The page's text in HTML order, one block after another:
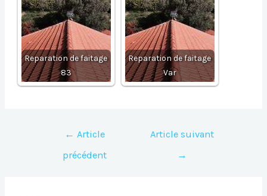
Reparation de faitage
83
Reparation de faitage
Var
Navigation
l’article
← Article
précédent
Article suivant
→